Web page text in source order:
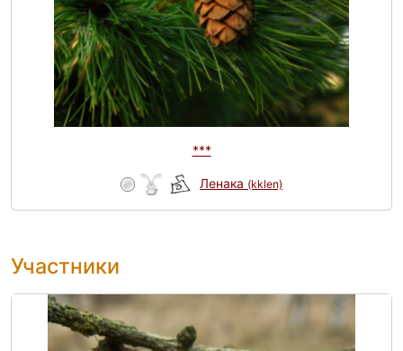
***
Ленака (kklen)
Участники